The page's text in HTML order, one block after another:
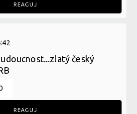
REAGUJ
český
REAGUJ